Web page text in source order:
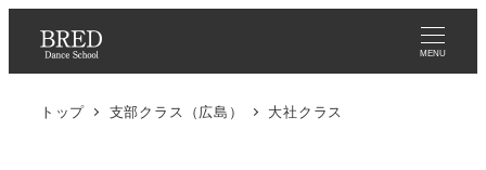
MENU
トップ 支部クラス（広島） 大社クラス